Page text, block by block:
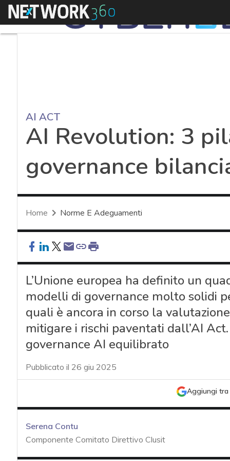
Menu
AI ACT
AI Revolution: 3
governance
Home Norme E Adeguamenti
L’Unione europea ha definito un
modelli di governance molto solidi
quali è ancora in corso la
mitigare i rischi paventati dall’AI
governance AI equilibrato
Pubblicato il 26 giu 2025
Aggiungi tra
Serena Contu
Componente Comitato Direttivo Clusit